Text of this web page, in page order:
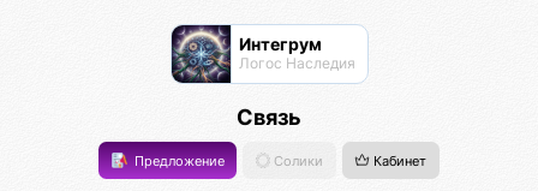
Интегрум
Логос Наследия
Связь
Предложение Солики Кабинет